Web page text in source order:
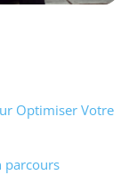
Optimiser Votre
parcours